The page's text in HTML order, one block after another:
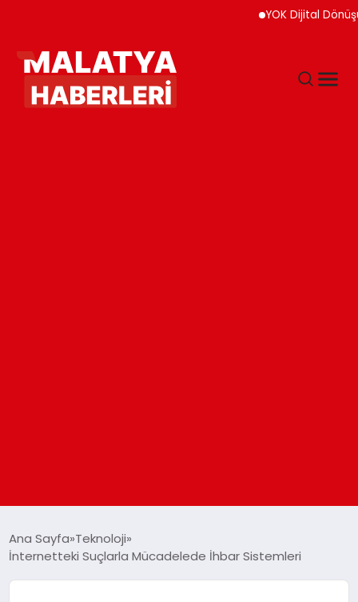
YOK Dijital
Ana Sayfa Teknoloji
İnternetteki Suçlarla Mücadelede İhbar Sistemleri